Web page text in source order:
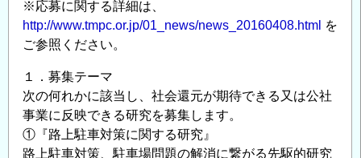
整
備
全
公
社
提
※応募に関する詳細は、
http://www.tmpc.or.jp/01_news/news_20160408.html を
ご参照ください。
１．募集テーマ
次の何れかに該当し、社会還元が期待できる又は公社
事業に反映できる研究を募集します。
①『路上駐車対策に関する研究』
路上駐車対策、駐車場問題の解消に繋がる先駆的研究